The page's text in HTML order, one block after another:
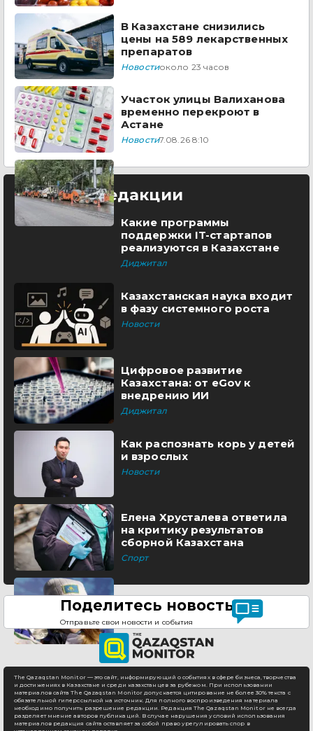
В Казахстане снизились
цены на 589 лекарственных
препаратов
Новостиоколо 23 часов
Участок улицы Валиханова
временно перекроют в
Астане
Новости7.08.26 8:10
Выбор редакции
Какие программы
поддержки IT-стартапов
реализуются в Казахстане
Диджитал
Казахстанская наука входит
в фазу системного роста
Новости
Цифровое развитие
Казахстана: от eGov к
внедрению ИИ
Диджитал
Как распознать корь у детей
и взрослых
Новости
Елена Хрусталева ответила
на критику результатов
сборной Казахстана
Спорт
Поделитесь новостью
Отправьте свои новости и события
The Qazaqstan Monitor — это сайт, информирующий о событиях в сфере бизнеса, творчества
и достижениях в Казахстане и среди казахстанцев за рубежом. При использовании
материалов сайта The Qazaqstan Monitor допускается цитирование не более 30% текста с
обязательной гиперссылкой на источник. Для полного воспроизведения материала
необходимо получить разрешение редакции. Редакция The Qazaqstan Monitor не всегда
разделяет мнение авторов публикаций. В случае нарушения условий использования
материалов редакция сайта оставляет за собой право урегулировать спор в